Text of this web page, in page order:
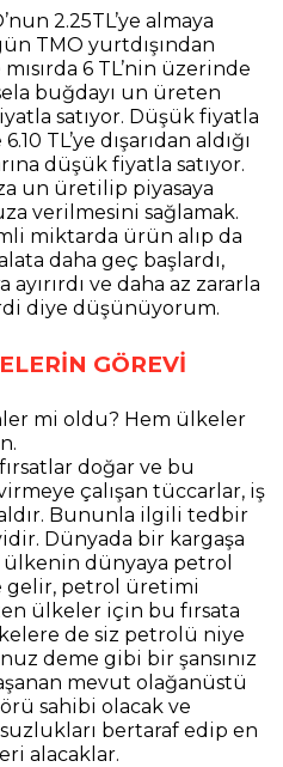
2.25TL’ye almaya
TMO yurtdışından
6 TL’nin üzerinde
buğdayı un üreten
satıyor. Düşük fiyatla
TL’ye dışarıdan aldığı
düşük fiyatla satıyor.
un üretilip piyasaya
verilmesini sağlamak.
miktarda ürün alıp da
daha geç başlardı,
ve daha az zararla
diye düşünüyorum.
GÖREVİ
mi oldu? Hem ülkeler
doğar ve bu
çalışan tüccarlar, iş
Bununla ilgili tedbir
Dünyada bir kargaşa
dünyaya petrol
gelir, petrol üretimi
ülkeler için bu fırsata
de siz petrolü niye
deme gibi bir şansınız
mevut olağanüstü
sahibi olacak ve
bertaraf edip en
alacaklar.